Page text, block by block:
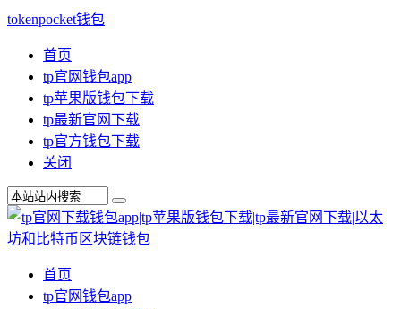
tokenpocket钱包
首页
tp官网钱包app
tp苹果版钱包下载
tp最新官网下载
tp官方钱包下载
关闭
首页
tp官网钱包app